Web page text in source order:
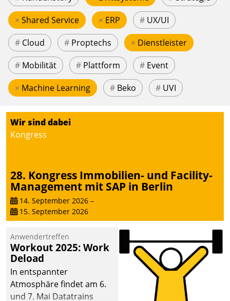
× Shared Service × ERP # UX/UI
# Cloud # Proptechs × Dienstleister
# Mobilität # Plattform # Event
× Machine Learning # Beko # UVI
Wir sind dabei
Kongress
28. Kongress Immobilien- und Facility-
Management mit SAP in Berlin
14. September 2026 –
15. September 2026
Anwendertreffen
Workout 2025: Work
Deload
In entspannter
Atmosphäre findet am 6.
und 7. Mai Datatrains